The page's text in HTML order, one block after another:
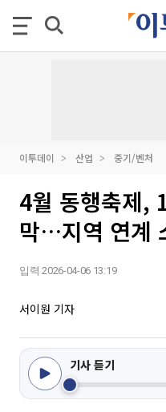
이투데이 산업 중기/벤처
4월 동행축제,
막…지역 연계
입력 2026-04-06 13:19
서이원 기자
기사 듣기